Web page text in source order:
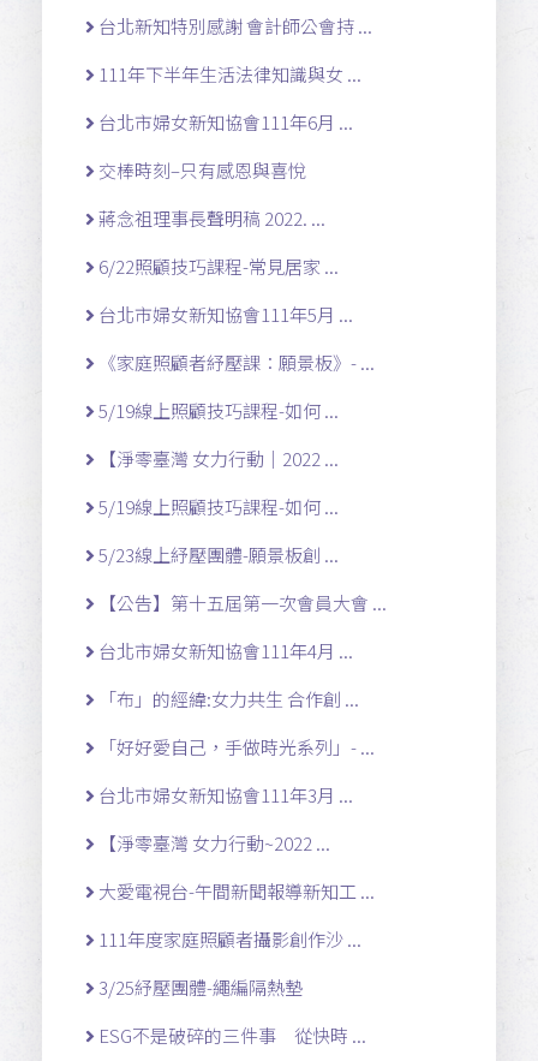
台北新知特別感謝 會計師公會持 ...
111年下半年生活法律知識與女 ...
台北市婦女新知協會111年6月 ...
交棒時刻–只有感恩與喜悅
蔣念祖理事長聲明稿 2022. ...
6/22照顧技巧課程-常見居家 ...
台北市婦女新知協會111年5月 ...
《家庭照顧者紓壓課：願景板》- ...
5/19線上照顧技巧課程-如何 ...
【淨零臺灣 女力行動｜2022 ...
5/19線上照顧技巧課程-如何 ...
5/23線上紓壓團體-願景板創 ...
【公告】第十五屆第一次會員大會 ...
台北市婦女新知協會111年4月 ...
「布」的經緯:女力共生 合作創 ...
「好好愛自己，手做時光系列」- ...
台北市婦女新知協會111年3月 ...
【淨零臺灣 女力行動~2022 ...
大愛電視台-午間新聞報導新知工 ...
111年度家庭照顧者攝影創作沙 ...
3/25紓壓團體-繩編隔熱墊
ESG不是破碎的三件事 從快時 ...